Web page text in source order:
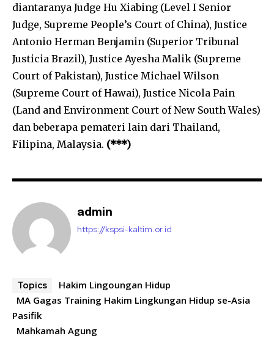
diantaranya Judge Hu Xiabing (Level I Senior
Judge, Supreme People’s Court of China), Justice
Antonio Herman Benjamin (Superior Tribunal
Justicia Brazil), Justice Ayesha Malik (Supreme
Court of Pakistan), Justice Michael Wilson
(Supreme Court of Hawai), Justice Nicola Pain
(Land and Environment Court of New South Wales)
dan beberapa pemateri lain dari Thailand,
Filipina, Malaysia. (***)
admin
https://kspsi-kaltim.or.id
Topics
Hakim Lingoungan Hidup
MA Gagas Training Hakim Lingkungan Hidup se-Asia
Pasifik
Mahkamah Agung